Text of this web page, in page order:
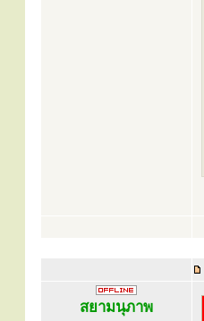
สยามนุภาพ